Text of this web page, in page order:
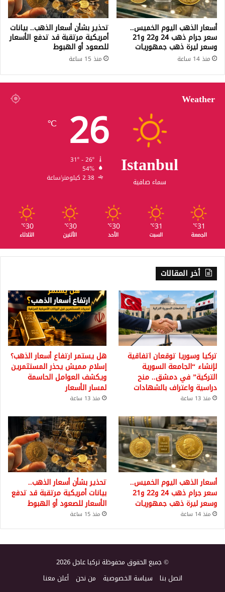
أسعار الذهب اليوم الخميس..
سعر جرام ذهب 24 و22 و21
وسعر ليرة ذهب جمهوريات
منذ 14 ساعة
تحذير بشأن أسعار الذهب.. بيانات
أمريكية مرتقبة قد تدفع الأسعار
للصعود أو الهبوط
منذ 15 ساعة
Weather
Istanbul
سماء صافية
26
℃
54%
2.38 كيلومتر/ساعة
31
℃
الجمعة
31
℃
السبت
30
℃
الأحد
30
℃
الأثنين
30
℃
الثلاثاء
أخر المقالات
تركيا وسوريا توقعان اتفاقية
لإنشاء “الجامعة السورية
التركية” في دمشق.. منح
دراسية واعتراف بالشهادات
منذ 13 ساعة
هل يستمر ارتفاع أسعار الذهب؟
إسلام مميش يحذر المستثمرين
ويكشف العوامل الحاسمة
لمسار الأسعار
منذ 13 ساعة
أسعار الذهب اليوم الخميس..
سعر جرام ذهب 24 و22 و21
وسعر ليرة ذهب جمهوريات
منذ 14 ساعة
تحذير بشأن أسعار الذهب..
بيانات أمريكية مرتقبة قد تدفع
الأسعار للصعود أو الهبوط
منذ 15 ساعة
© جميع الحقوق محفوظة تركيا عاجل 2026
اتصل بنا سياسة الخصوصية من نحن أعلن معنا